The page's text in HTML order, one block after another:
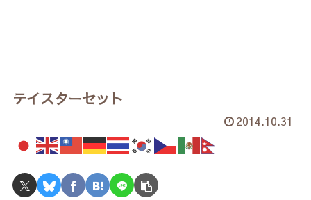
テイスターセット
2014.10.31